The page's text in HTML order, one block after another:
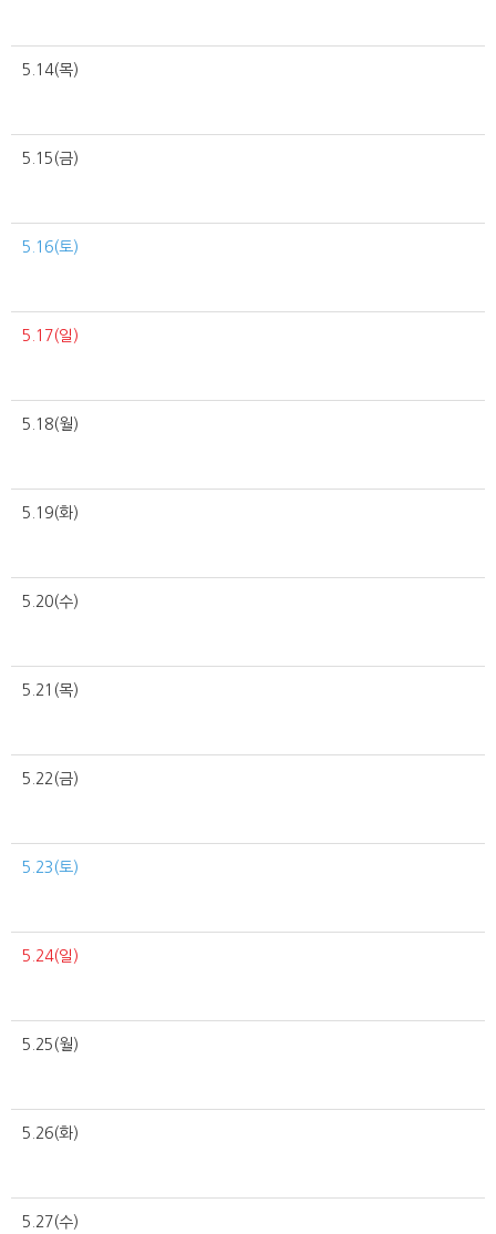
5.14(목)
5.15(금)
5.16(토)
5.17(일)
5.18(월)
5.19(화)
5.20(수)
5.21(목)
5.22(금)
5.23(토)
5.24(일)
5.25(월)
5.26(화)
5.27(수)